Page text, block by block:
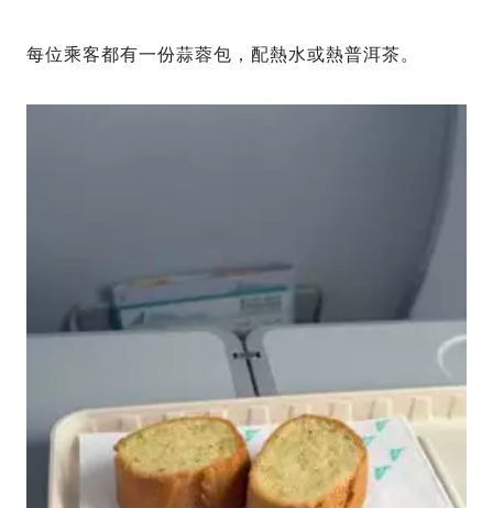
每位乘客都有一份蒜蓉包，配熱水或熱普洱茶。